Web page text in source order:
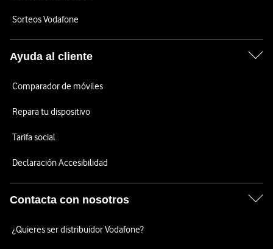
Sorteos Vodafone
Ayuda al cliente
Comparador de móviles
Repara tu dispositivo
Tarifa social
Declaración Accesibilidad
Contacta con nosotros
¿Quieres ser distribuidor Vodafone?